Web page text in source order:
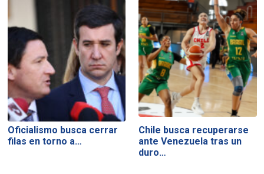
Oficialismo busca cerrar
filas en torno a…
Chile busca recuperarse
ante Venezuela tras un
duro…